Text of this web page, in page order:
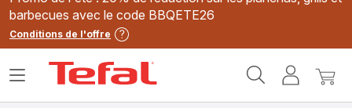
barbecues avec le code BBQETE26
Conditions de l'offre
MonMon
Ouvrir